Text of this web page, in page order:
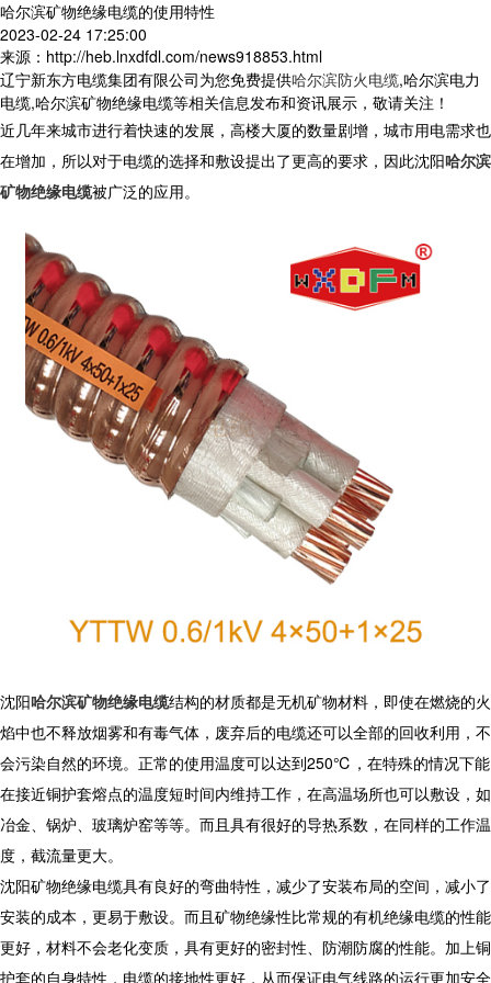
哈尔滨矿物绝缘电缆的使用特性
2023-02-24 17:25:00
来源：http://heb.lnxdfdl.com/news918853.html
辽宁新东方电缆集团有限公司为您免费提供哈尔滨防火电缆,哈尔滨电力
电缆,哈尔滨矿物绝缘电缆等相关信息发布和资讯展示，敬请关注！
近几年来城市进行着快速的发展，高楼大厦的数量剧增，城市用电需求也
在增加，所以对于电缆的选择和敷设提出了更高的要求，因此沈阳哈尔滨
矿物绝缘电缆被广泛的应用。
沈阳哈尔滨矿物绝缘电缆结构的材质都是无机矿物材料，即使在燃烧的火
焰中也不释放烟雾和有毒气体，废弃后的电缆还可以全部的回收利用，不
会污染自然的环境。正常的使用温度可以达到250℃，在特殊的情况下能
在接近铜护套熔点的温度短时间内维持工作，在高温场所也可以敷设，如
冶金、锅炉、玻璃炉窑等等。而且具有很好的导热系数，在同样的工作温
度，截流量更大。
沈阳矿物绝缘电缆具有良好的弯曲特性，减少了安装布局的空间，减小了
安装的成本，更易于敷设。而且矿物绝缘性比常规的有机绝缘电缆的性能
更好，材料不会老化变质，具有更好的密封性、防潮防腐的性能。加上铜
护套的自身特性，电缆的接地性更好，从而保证电气线路的运行更加安全